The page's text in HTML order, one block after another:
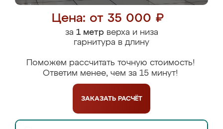
Цена: от 35 000 ₽
за 1 метрверха и низа
гарнитура в длину
Поможем рассчитать точную стоимость!
Ответим менее, чем за 15 минут!
ЗАКАЗАТЬ РАСЧЁТ